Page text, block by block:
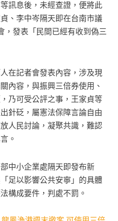
訊息後，未經查證，便將此
、李中岑隔天即在台南市議
，發表「民間已經有收到偽三
在記者會發表內容，涉及現
內容，與振興三倍券使用、
乃可受公評之事，王家貞等
針砭，屬憲法保障言論自由
人民討論，凝聚共識，難認
。
中小企業處隔天即發布新
足以影響公共安寧」的具體
構成要件，判處不罰。